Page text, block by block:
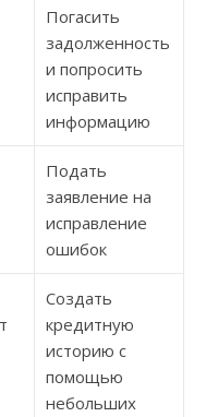
Погасить
задолженность
и попросить
исправить
информацию
Подать
заявление на
исправление
ошибок
Создать
кредитную
историю с
помощью
небольших